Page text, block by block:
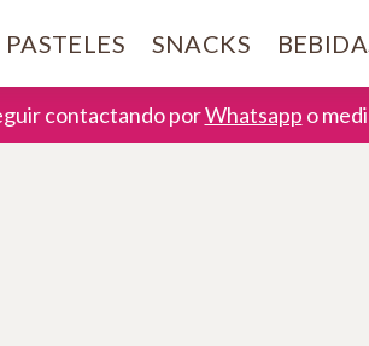
PASTELES SNACKS
contactando porWhatsapp o